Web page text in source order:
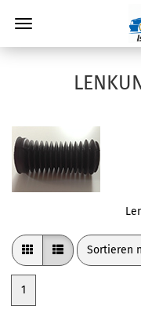
Sortieren
Sortieren
1